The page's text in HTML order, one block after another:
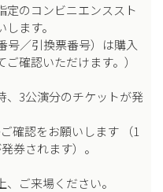
定のコンビニエンススト
ます。
号／引換票番号）は購入
確認いただけます。）
、3公演分のチケットが発
確認をお願いします （1
券されます）。
ご来場ください。